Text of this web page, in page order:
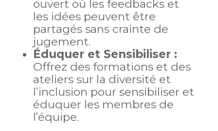
ouvert où les feedbacks et
les idées peuvent être
partagés sans crainte de
jugement.
Éduquer et Sensibiliser :
Offrez des formations et des
ateliers sur la diversité et
l’inclusion pour sensibiliser et
éduquer les membres de
l’équipe.